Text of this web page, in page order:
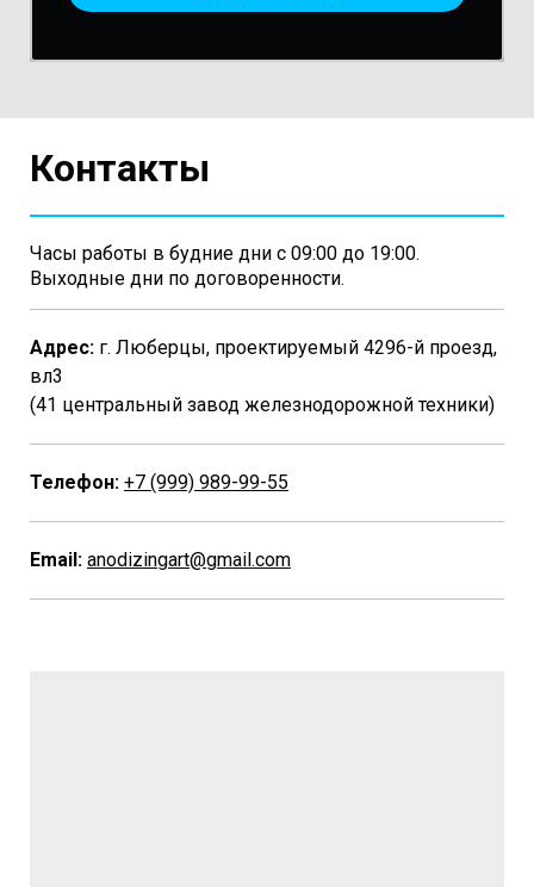
Контакты
Часы работы в будние дни с 09:00 до 19:00.
Выходные дни по договоренности.
Адрес: г. Люберцы, проектируемый 4296-й проезд,
вл3
(41 центральный завод железнодорожной техники)
Телефон: +7 (999) 989-99-55
Email: anodizingart@gmail.com